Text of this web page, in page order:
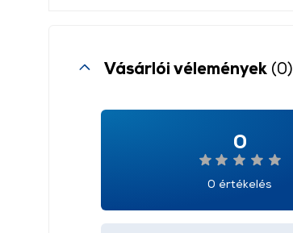
Vásárlói vélemények (0)
0
0 értékelés